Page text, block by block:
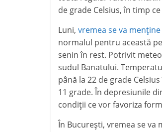
de grade Celsius, în timp
Luni, vremea se va
normalul pentru această
senin în rest. Potrivit
sudul Banatului.
până la 22 de grade
11 grade. În depresiunile
condiții ce vor favoriza
În București, vremea se va